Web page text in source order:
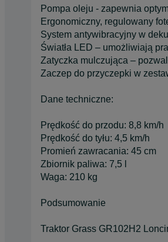
Pompa oleju - zapewnia
Ergonomiczny, regulowany
System antywibracyjny w
Światła LED – umożliwiają
Zatyczka mulczująca –
Zaczep do przyczepki w
Dane techniczne:
Prędkość do przodu: 8,8 km/h
Prędkość do tyłu: 4,5 km/h
Promień zawracania: 45 cm
Zbiornik paliwa: 7,5 l
Waga: 210 kg
Podsumowanie
Traktor Grass GR102H2